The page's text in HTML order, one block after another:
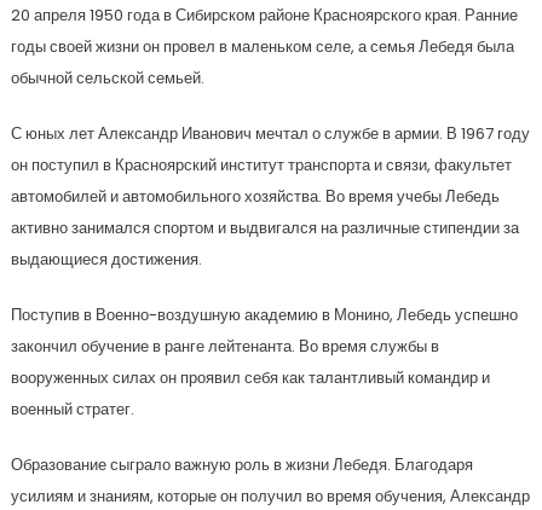
20 апреля 1950 года в Сибирском районе Красноярского края. Ранние
годы своей жизни он провел в маленьком селе, а семья Лебедя была
обычной сельской семьей.
С юных лет Александр Иванович мечтал о службе в армии. В 1967 году
он поступил в Красноярский институт транспорта и связи, факультет
автомобилей и автомобильного хозяйства. Во время учебы Лебедь
активно занимался спортом и выдвигался на различные стипендии за
выдающиеся достижения.
Поступив в Военно-воздушную академию в Монино, Лебедь успешно
закончил обучение в ранге лейтенанта. Во время службы в
вооруженных силах он проявил себя как талантливый командир и
военный стратег.
Образование сыграло важную роль в жизни Лебедя. Благодаря
усилиям и знаниям, которые он получил во время обучения, Александр